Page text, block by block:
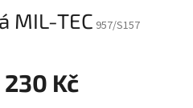
MIL-TEC 957/S157
230 Kč